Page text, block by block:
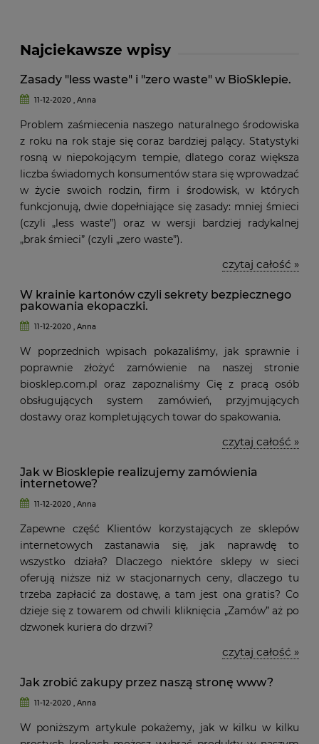
Najciekawsze wpisy
Zasady "less waste" i "zero waste" w BioSklepie.
11-12-2020 , Anna
Problem zaśmiecenia naszego naturalnego środowiska
z roku na rok staje się coraz bardziej palący. Statystyki
rosną w niepokojącym tempie, dlatego coraz większa
liczba świadomych konsumentów stara się wprowadzać
w życie swoich rodzin, firm i środowisk, w których
funkcjonują, dwie dopełniające się zasady: mniej śmieci
(czyli „less waste”) oraz w wersji bardziej radykalnej
„brak śmieci” (czyli „zero waste”).
czytaj całość »
W krainie kartonów czyli sekrety bezpiecznego
pakowania ekopaczki.
11-12-2020 , Anna
W poprzednich wpisach pokazaliśmy, jak sprawnie i
poprawnie złożyć zamówienie na naszej stronie
biosklep.com.pl oraz zapoznaliśmy Cię z pracą osób
obsługujących system zamówień, przyjmujących
dostawy oraz kompletujących towar do spakowania.
czytaj całość »
Jak w Biosklepie realizujemy zamówienia
internetowe?
11-12-2020 , Anna
Zapewne część Klientów korzystających ze sklepów
internetowych zastanawia się, jak naprawdę to
wszystko działa? Dlaczego niektóre sklepy w sieci
oferują niższe niż w stacjonarnych ceny, dlaczego tu
trzeba zapłacić za dostawę, a tam jest ona gratis? Co
dzieje się z towarem od chwili kliknięcia „Zamów” aż po
dzwonek kuriera do drzwi?
czytaj całość »
Jak zrobić zakupy przez naszą stronę www?
11-12-2020 , Anna
W poniższym artykule pokażemy, jak w kilku w kilku